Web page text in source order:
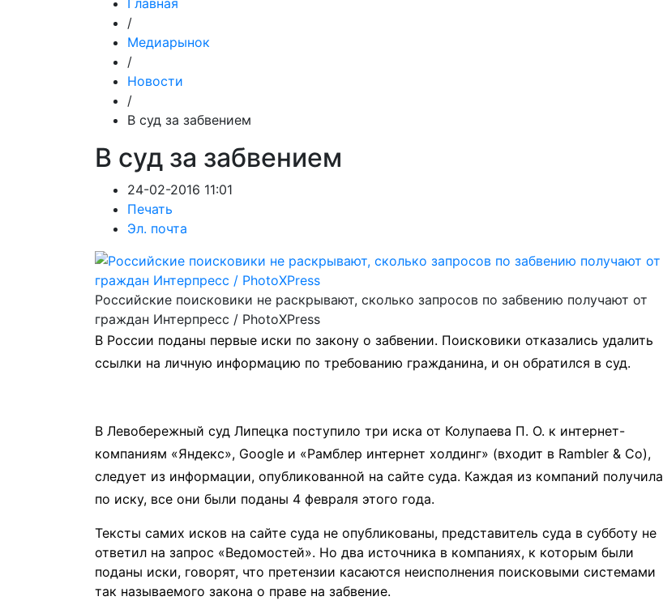
Главная
/
Медиарынок
/
Новости
/
В суд за забвением
В суд за забвением
24-02-2016 11:01
Печать
Эл. почта
Российские поисковики не раскрывают, сколько запросов по забвению получают от
граждан Интерпресс / PhotoXPress
В России поданы первые иски по закону о забвении. Поисковики отказались удалить
ссылки на личную информацию по требованию гражданина, и он обратился в суд.
В Левобережный суд Липецка поступило три иска от Колупаева П. О. к интернет-
компаниям «Яндекс», Google и «Рамблер интернет холдинг» (входит в Rambler & Co),
следует из информации, опубликованной на сайте суда. Каждая из компаний получила
по иску, все они были поданы 4 февраля этого года.
Тексты самих исков на сайте суда не опубликованы, представитель суда в субботу не
ответил на запрос «Ведомостей». Но два источника в компаниях, к которым были
поданы иски, говорят, что претензии касаются неисполнения поисковыми системами
так называемого закона о праве на забвение.